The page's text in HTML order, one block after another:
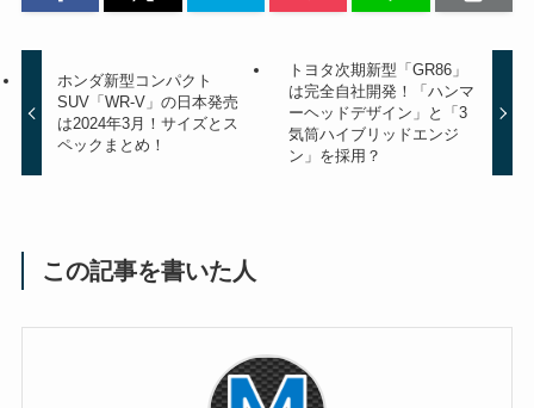
ホンダ新型コンパクト
SUV「WR-V」の日本発売
は2024年3月！サイズとス
ペックまとめ！
トヨタ次期新型「GR86」
は完全自社開発！「ハンマ
ーヘッドデザイン」と「3
気筒ハイブリッドエンジ
ン」を採用？
この記事を書いた人